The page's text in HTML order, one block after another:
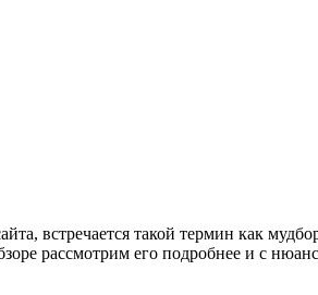
встречается такой термин как
рассмотрим его подробнее и с